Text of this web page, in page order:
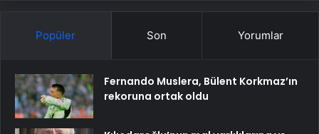
Popüler Son Yorumlar
Fernando Muslera, Bülent Korkmaz’ın
rekoruna ortak oldu